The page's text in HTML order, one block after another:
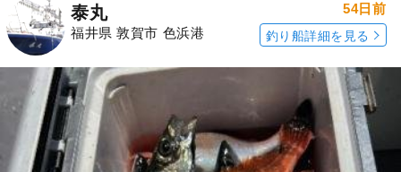
泰丸
福井県 敦賀市 色浜港
54日前
釣り船詳細を見る